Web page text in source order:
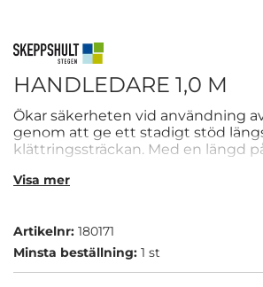
HANDLEDARE 1,0 M
Ökar säkerheten vid användning
genom att ge ett stadigt stöd
klättringssträckan. Med en längd
och monteras utan verktyg, vilket
Visa mer
Artikelnr: 180171
Minsta beställning: 1 st